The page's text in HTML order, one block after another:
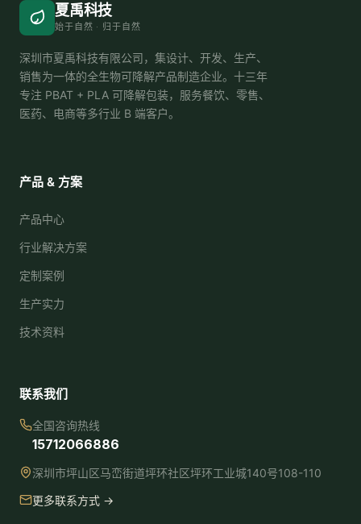
夏禹科技
始于自然 · 归于自然
深圳市夏禹科技有限公司，集设计、开发、生产、
销售为一体的全生物可降解产品制造企业。十三年
专注 PBAT + PLA 可降解包装，服务餐饮、零售、
医药、电商等多行业 B 端客户。
产品 & 方案
产品中心
行业解决方案
定制案例
生产实力
技术资料
联系我们
全国咨询热线
15712066886
深圳市坪山区马峦街道坪环社区坪环工业城140号108-110
更多联系方式 →